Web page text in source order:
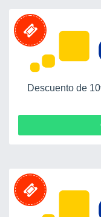
Descuento de